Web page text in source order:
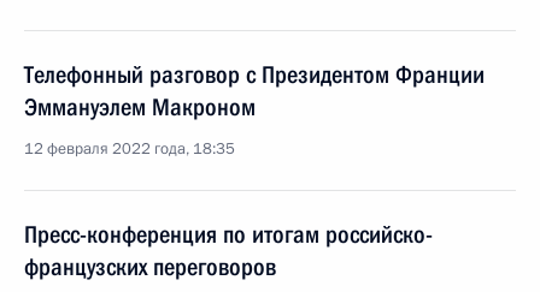
Телефонный разговор с Президентом Франции
Эммануэлем Макроном
12 февраля 2022 года, 18:35
Пресс-конференция по итогам российско-
французских переговоров